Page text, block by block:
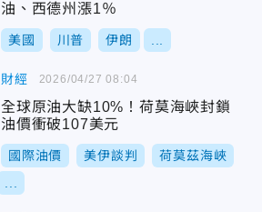
油、西德州漲1％
美國 川普 伊朗
財經
全球原油大缺10%！荷莫海峽封鎖
油價衝破107美元
國際油價 美伊談判 荷莫茲海峽
2026/04/27 08:04